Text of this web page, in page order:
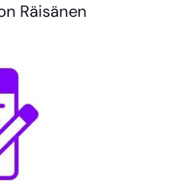
Räisänen